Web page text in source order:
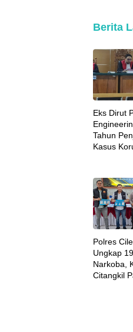
Berita
Eks Dirut
Tahun
Kasus
Polres
Ungkap
Narkoba,
Citangkil